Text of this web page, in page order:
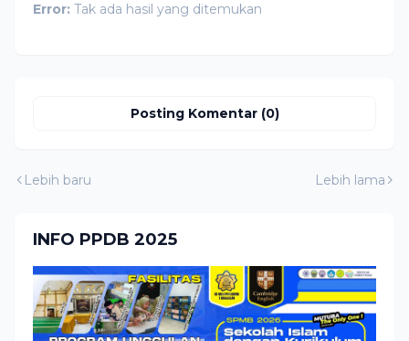
Error: Tak ada hasil yang ditemukan
Posting Komentar (0)
Lebih baru Lebih lama
INFO PPDB 2025